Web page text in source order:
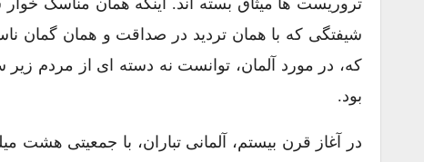
شیفتگی که با همان تردید در صداقت و همان گمان
که، در مورد آلمان، توانست نه دسته ای از مردم
بود.